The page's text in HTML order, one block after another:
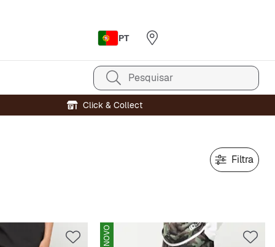
PT
Pesquisar
Click & Collect
Filtra
NOVO